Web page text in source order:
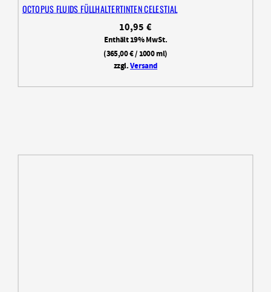
OCTOPUS FLUIDS FÜLLHALTERTINTEN CELESTIAL
10,95 €
Enthält 19% MwSt.
(365,00€/ 1000 ml)
zzgl.Versand